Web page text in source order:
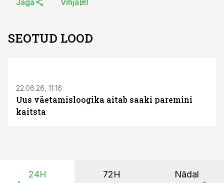
Jaga Vihja
SEOTUD LOOD
22.06.26, 11:16
Uus väetamisloogika aitab saaki paremini
kaitsta
24H 72H Nädal